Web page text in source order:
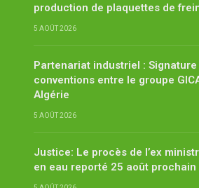
production de plaquettes de
5 AOÛT 2026
Partenariat industriel : Signature
conventions entre le groupe
Algérie
5 AOÛT 2026
Justice: Le procès de l’ex
en eau reporté 25 août prochain